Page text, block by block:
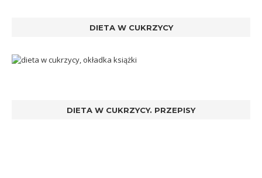
DIETA W CUKRZYCY
DIETA W CUKRZYCY. PRZEPISY